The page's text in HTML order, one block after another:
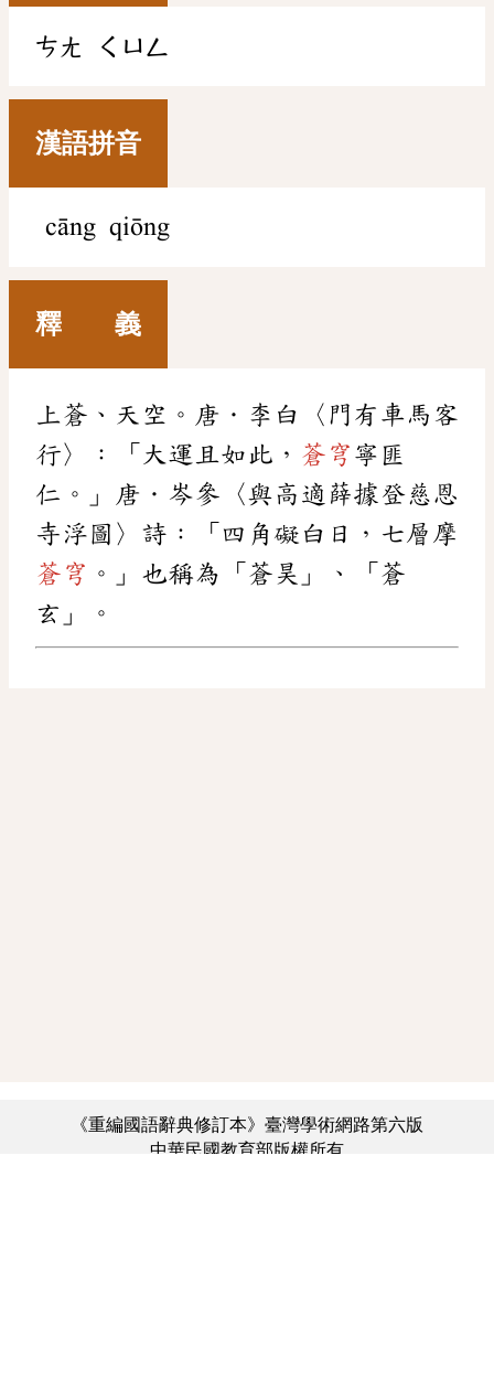
ㄘㄤ ㄑㄩㄥ
漢語拼音
cāng qiōng
釋 義
上蒼、天空。唐．李白〈門有車馬客
行〉：「大運且如此， 蒼穹 寧匪
仁。」唐．岑參〈與高適薛據登慈恩
寺浮圖〉詩：「四角礙白日，七層摩
蒼穹 。」也稱為「蒼昊」、「蒼
玄」。
《重編國語辭典修訂本》臺灣學術網路第六版
中華民國教育部版權所有